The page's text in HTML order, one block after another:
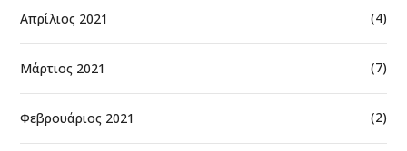
Απρίλιος 2021 (4)
Μάρτιος 2021 (7)
Φεβρουάριος 2021 (2)